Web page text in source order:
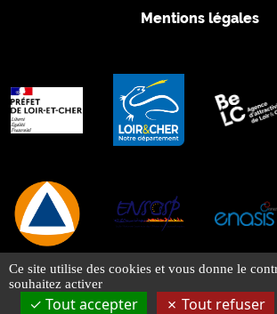
Staying alive
Centre de formation d’incendie et
Référentiels internes d’organisation
ENASIS
Prévention et secours
Devenez sapeur-pompier
Mentions légales
Ce site utilise des cookies et vous donne le
souhaitez activer
Tout accepter Tout refuser